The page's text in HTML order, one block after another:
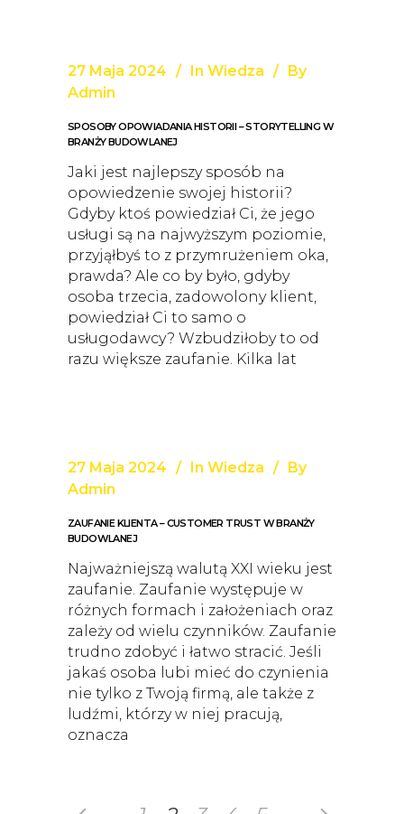
27 Maja 2024 In Wiedza
By
Admin
SPOSOBY OPOWIADANIA HISTORII – STORYTELLING W
BRANŻY BUDOWLANEJ
Jaki jest najlepszy sposób na
opowiedzenie swojej historii?
Gdyby ktoś powiedział Ci, że jego
usługi są na najwyższym poziomie,
przyjąłbyś to z przymrużeniem oka,
prawda? Ale co by było, gdyby
osoba trzecia, zadowolony klient,
powiedział Ci to samo o
usługodawcy? Wzbudziłoby to od
razu większe zaufanie. Kilka lat
27 Maja 2024 In Wiedza
By
Admin
ZAUFANIE KLIENTA – CUSTOMER TRUST W BRANŻY
BUDOWLANEJ
Najważniejszą walutą XXI wieku jest
zaufanie. Zaufanie występuje w
różnych formach i założeniach oraz
zależy od wielu czynników. Zaufanie
trudno zdobyć i łatwo stracić. Jeśli
jakaś osoba lubi mieć do czynienia
nie tylko z Twoją firmą, ale także z
ludźmi, którzy w niej pracują,
oznacza